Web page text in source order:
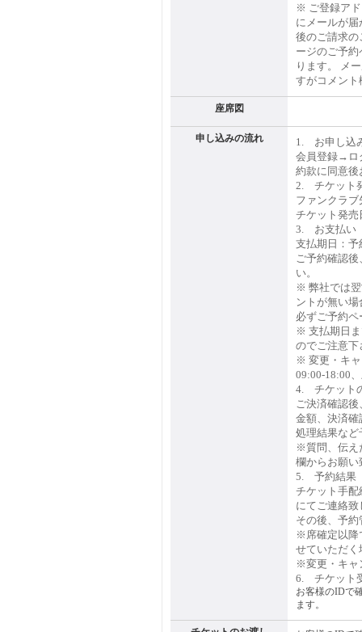
※ ご登録ア
にメールが
後のご請求の
ージのご予
ります。 メ
すがコメント
座席図
申し込みの流れ
1. お申し込
会員登録→ロ
約款に同意
2. チケット
ファンクラ
チケット発売
3. お支払い
支払期日：予
ご予約確認
い。
※ 弊社では
ントが無い
必ずご予約
※ 支払期日
のでご注意下
※ 変更・キ
09:00-18:00
4. チケット
ご決済確認
金額、決済確
処理結果など
※質問、伝え
欄からお願い
5. 予約結果
チケット手配
にてご連絡致
その後、予
※席確定以降
せていただく
※変更・キャ
6. チケット
お客様のIDで
ます。